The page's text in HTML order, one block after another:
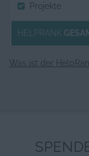
Projekte
HELPRANK
Was ist der